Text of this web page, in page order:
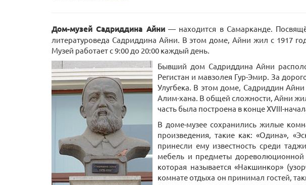
Дом-музей Садриддина Айни— находится в Самарканде.
литературоведа Садриддина Айни. В этом доме, Айни жил с 1917
Музей работает с 9:00 до 20:00 каждый день.
Бывший дом Садриддина Айни
Регистан и мавзолея Гур-Эмир. За
Улугбека. В этом доме, Садриддин
Алим-хана. В общей сложности, Айни
часть была построена в конце XVIII-
В доме-музее сохранились жилые
произведения, такие как: «Одина»,
принесли ему известность среди
мебель и предметы дореволюционной
которая называется «Накшинкор»
комнате отдыха он принимал гостей,